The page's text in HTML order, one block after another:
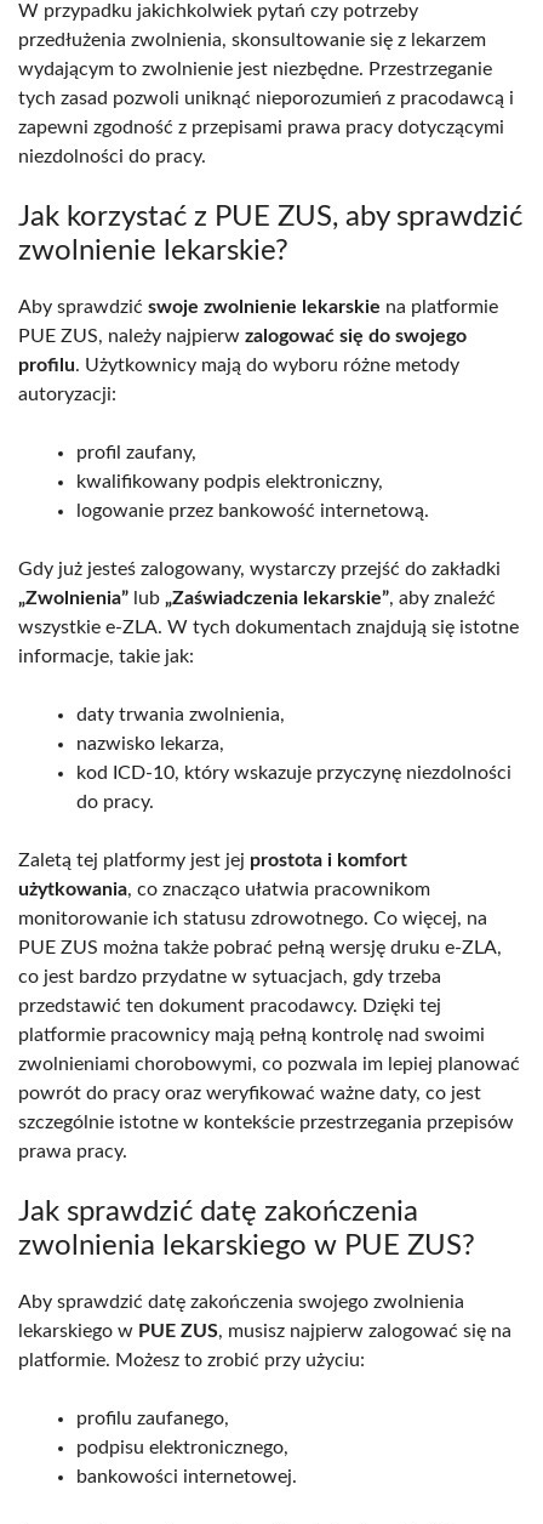
W przypadku jakichkolwiek pytań czy potrzeby
przedłużenia zwolnienia, skonsultowanie się z lekarzem
wydającym to zwolnienie jest niezbędne. Przestrzeganie
tych zasad pozwoli uniknąć nieporozumień z pracodawcą i
zapewni zgodność z przepisami prawa pracy dotyczącymi
niezdolności do pracy.
Jak korzystać z PUE ZUS, aby sprawdzić
zwolnienie lekarskie?
Aby sprawdzić swoje zwolnienie lekarskie na platformie
PUE ZUS, należy najpierw zalogować się do swojego
profilu. Użytkownicy mają do wyboru różne metody
autoryzacji:
profil zaufany,
kwalifikowany podpis elektroniczny,
logowanie przez bankowość internetową.
Gdy już jesteś zalogowany, wystarczy przejść do zakładki
„Zwolnienia” lub „Zaświadczenia lekarskie”, aby znaleźć
wszystkie e-ZLA. W tych dokumentach znajdują się istotne
informacje, takie jak:
daty trwania zwolnienia,
nazwisko lekarza,
kod ICD-10, który wskazuje przyczynę niezdolności
do pracy.
Zaletą tej platformy jest jej prostota i komfort
użytkowania, co znacząco ułatwia pracownikom
monitorowanie ich statusu zdrowotnego. Co więcej, na
PUE ZUS można także pobrać pełną wersję druku e-ZLA,
co jest bardzo przydatne w sytuacjach, gdy trzeba
przedstawić ten dokument pracodawcy. Dzięki tej
platformie pracownicy mają pełną kontrolę nad swoimi
zwolnieniami chorobowymi, co pozwala im lepiej planować
powrót do pracy oraz weryfikować ważne daty, co jest
szczególnie istotne w kontekście przestrzegania przepisów
prawa pracy.
Jak sprawdzić datę zakończenia
zwolnienia lekarskiego w PUE ZUS?
Aby sprawdzić datę zakończenia swojego zwolnienia
lekarskiego w PUE ZUS, musisz najpierw zalogować się na
platformie. Możesz to zrobić przy użyciu:
profilu zaufanego,
podpisu elektronicznego,
bankowości internetowej.